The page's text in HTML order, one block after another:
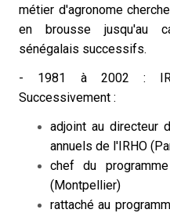
métier d'agronome
en brousse jusqu'au
sénégalais successifs.
- 1981 à 2002 :
Successivement :
adjoint au directeur
annuels de l'IRHO
chef du
(Montpellier)
rattaché au